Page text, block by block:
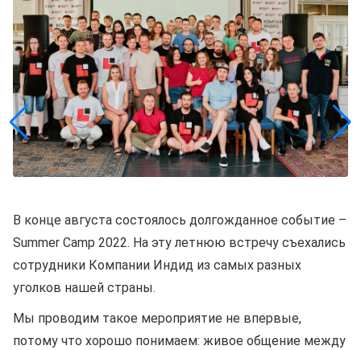
В конце августа состоялось долгожданное событие –
Summer Camp 2022. На эту летнюю встречу съехались
сотрудники Компании Индид из самых разных
уголков нашей страны.
Мы проводим такое мероприятие не впервые,
потому что хорошо понимаем: живое общение между